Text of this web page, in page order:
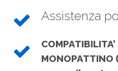
Assistenza